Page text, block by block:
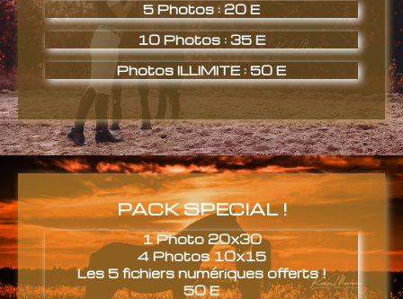
5 Photos : 20 E
10 Photos : 35 E
Photos ILLIMITE : 50 E
PACK SPECIAL !
1 Photo 20x30
4 Photos 10x15
Les 5 fichiers numériques offerts !
50 E